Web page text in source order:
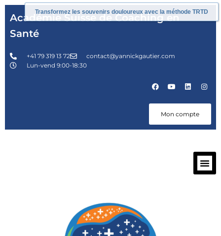
Académie Suisse de Coaching en
Santé
+41 79 319 13 72
contact@yannickgautier.com
Lun-vend 9:00-18:30
Mon compte
Transformez les souvenirs douloureux avec la méthode TRTD